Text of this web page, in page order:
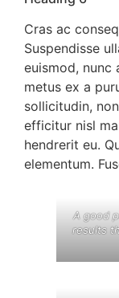
Cras ac
Suspendisse
euismod, nunc
metus ex a
sollicitudin,
efficitur nisl
hendrerit eu.
elementum.
A good
results